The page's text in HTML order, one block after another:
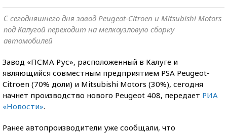
С сегодняшнего дня завод Peugeot-Citroen и Mitsubishi Motors
под Калугой переходит на мелкоузловую сборку
автомобилей
Завод «ПСМА Рус», расположенный в Калуге и
являющийся совместным предприятием PSA Peugeot-
Citroen (70% доли) и Mitsubishi Motors (30%), сегодня
начнет производство нового Peugeot 408, передает РИА
«Новости».
Ранее автопроизводители уже сообщали, что